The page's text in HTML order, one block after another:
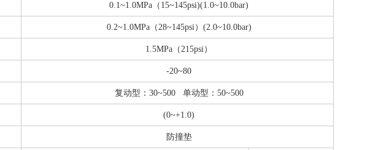
0.1~1.0MPa（15~145psi)(1.0~10.0bar)
0.2~1.0MPa（28~145psi）(2.0~10.0bar)
1.5MPa（215psi）
-20~80
复动型：30~500 单动型：50~500
(0~+1.0)
防撞垫